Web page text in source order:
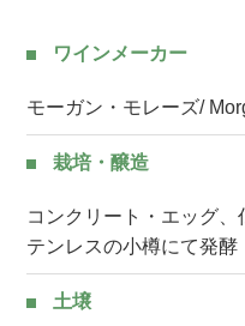
ワインメーカー
モーガン・モレーズ/
栽培・醸造
コンクリート・エッグ
テンレスの小樽にて発酵
土壌